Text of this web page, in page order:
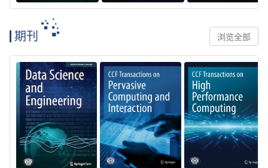
期刊 浏览全部